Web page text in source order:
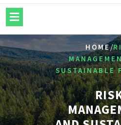
HOME/
SUSTAINABLE